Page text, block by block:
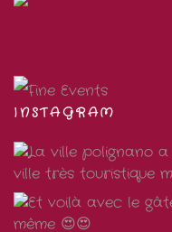
INSTAGRAM